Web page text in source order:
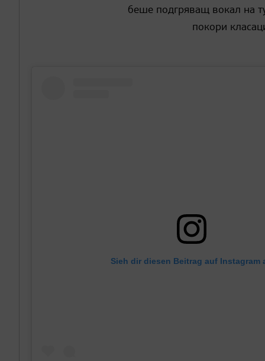
беше подгряващ вокал на
покори
Sieh dir diesen Beitrag auf Instagram